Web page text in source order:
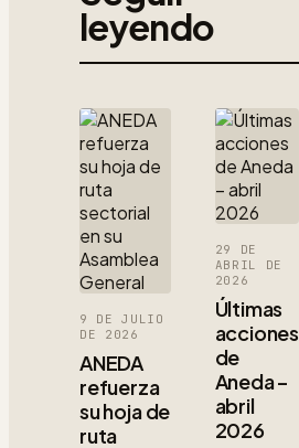
leyendo
9 DE JULIO
DE 2026
ANEDA
refuerza
su hoja de
ruta
29 DE
ABRIL DE
2026
Últimas
acciones
de
Aneda –
abril
2026